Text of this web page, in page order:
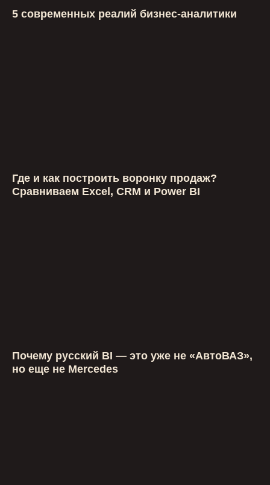
5 современных реалий бизнес-аналитики
Где и как построить воронку продаж?
Сравниваем Excel, CRM и Power BI
Почему русский BI — это уже не «АвтоВАЗ»,
но еще не Mercedes